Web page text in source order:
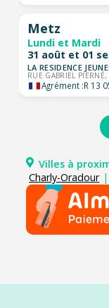
Metz
Lundi et Mardi
31 août et 01
LA RESIDENCE
RUE GABRIEL
Agrément :R 13
Villes à
Charly-Oradour |